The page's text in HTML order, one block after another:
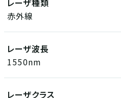
レーザ種類
赤外線
レーザ波長
1550nm
レーザクラス